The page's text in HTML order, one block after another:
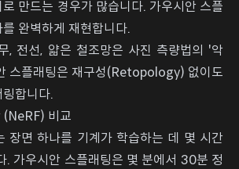
만드는 경우가 많습니다. 가우시안 스플
완벽하게 재현합니다.
, 전선, 얇은 철조망은 사진 측량법의 '악
스플래팅은 재구성(Retopology) 없이도
합니다.
(NeRF) 비교
장면 하나를 기계가 학습하는 데 몇 시간
. 가우시안 스플래팅은 몇 분에서 30분 정